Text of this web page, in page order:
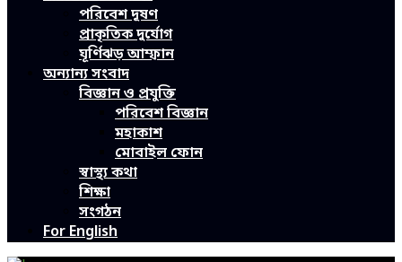
পরিবেশ দূষণ
প্রাকৃতিক দুর্যোগ
ঘূর্ণিঝড় আম্ফান
অন্যান্য সংবাদ
বিজ্ঞান ও প্রযুক্তি
পরিবেশ বিজ্ঞান
মহাকাশ
মোবাইল ফোন
স্বাস্থ্য কথা
শিক্ষা
সংগঠন
For English